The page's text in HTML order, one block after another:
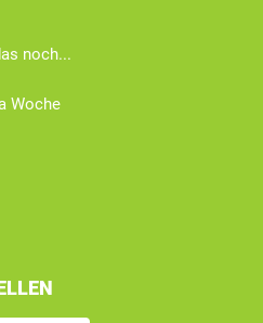
noch...
Woche
Twitter